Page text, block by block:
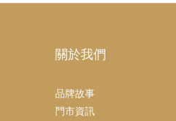
關於我們
品牌故事
門市資訊